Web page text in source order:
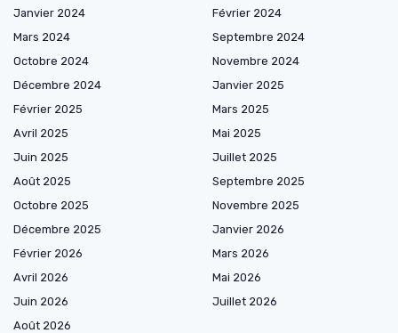
Janvier 2024
Février 2024
Mars 2024
Septembre 2024
Octobre 2024
Novembre 2024
Décembre 2024
Janvier 2025
Février 2025
Mars 2025
Avril 2025
Mai 2025
Juin 2025
Juillet 2025
Août 2025
Septembre 2025
Octobre 2025
Novembre 2025
Décembre 2025
Janvier 2026
Février 2026
Mars 2026
Avril 2026
Mai 2026
Juin 2026
Juillet 2026
Août 2026